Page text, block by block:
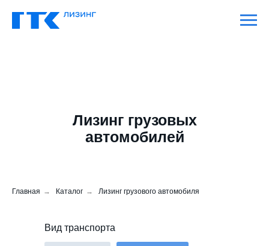
Лизинг грузовых
автомобилей
Главная → Каталог → Лизинг грузового автомобиля
Вид транспорта